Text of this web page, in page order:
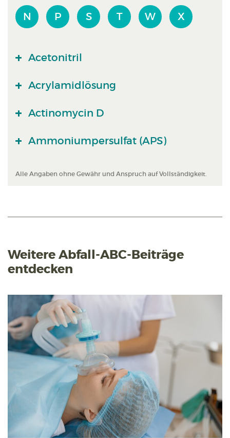
N P S T W X
Acetonitril
Acrylamidlösung
Actinomycin D
Ammoniumpersulfat (APS)
Alle Angaben ohne Gewähr und Anspruch auf Vollständigkeit.
Weitere Abfall-ABC-Beiträge
entdecken